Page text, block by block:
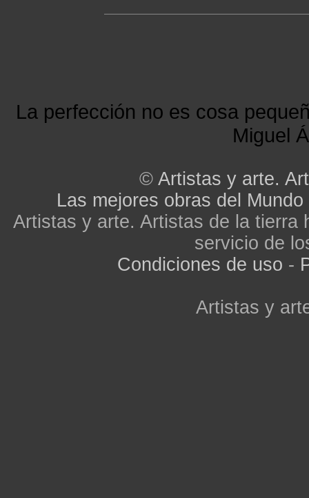
La perfección no es cosa
Miguel
© Artistas y arte.
Las mejores obras del Mundo
Artistas y arte. Artistas de la tierra
servicio de
Condiciones de uso -
Artistas y